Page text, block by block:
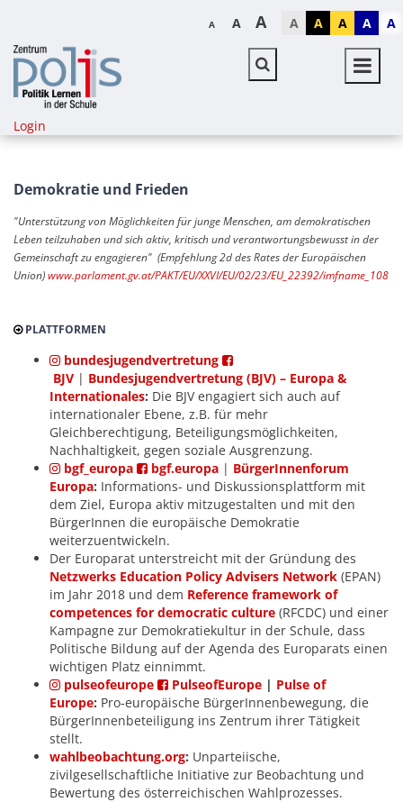
A A A A A A A A
Login
Demokratie und Frieden
"Unterstützung von Möglichkeiten für junge Menschen, am demokratischen
Leben teilzuhaben und sich aktiv, kritisch und verantwortungsbewusst in der
Gemeinschaft zu engagieren" (Empfehlung 2d des Rates der Europäischen
Union)www.parlament.gv.at/PAKT/EU/XXVI/EU/02/23/EU_22392/
PLATTFORMEN
bundesjugendvertretung
BJV | Bundesjugendvertretung (BJV) – Europa &
Internationales: Die BJV engagiert sich auch auf
internationaler Ebene, z.B. für mehr
Gleichberechtigung, Beteiligungsmöglichkeiten,
Nachhaltigkeit, gegen soziale Ausgrenzung.
bgf_europa
bgf.europa | BürgerInnenforum
Europa: Informations- und Diskussionsplattform mit
dem Ziel, Europa aktiv mitzugestalten und mit den
BürgerInnen die europäische Demokratie
weiterzuentwickeln.
Der Europarat unterstreicht mit der Gründung des
Netzwerks Education Policy Advisers Network (EPAN)
im Jahr 2018 und dem Reference framework of
competences for democratic culture (RFCDC) und einer
Kampagne zur Demokratiekultur in der Schule, dass
Politische Bildung auf der Agenda des Europarats einen
wichtigen Platz einnimmt.
pulseofeurope
PulseofEurope | Pulse of
Europe: Pro-europäische BürgerInnenbewegung, die
BürgerInnenbeteiligung ins Zentrum ihrer Tätigkeit
stellt.
wahlbeobachtung.org: Unparteiische,
zivilgesellschaftliche Initiative zur Beobachtung und
Bewertung des österreichischen Wahlprozesses.